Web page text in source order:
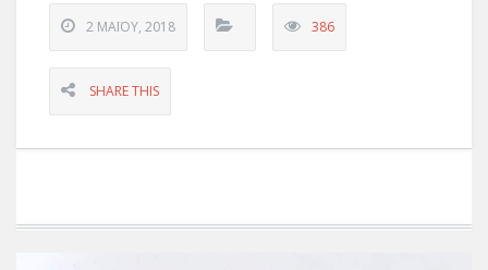
2 ΜΑΪ́ΟΥ, 2018 386
SHARE THIS